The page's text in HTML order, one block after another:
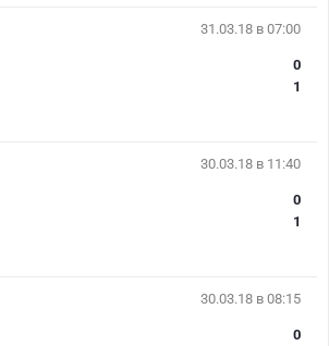
31.03.18 в 07:00
0
1
30.03.18 в 11:40
0
1
30.03.18 в 08:15
0